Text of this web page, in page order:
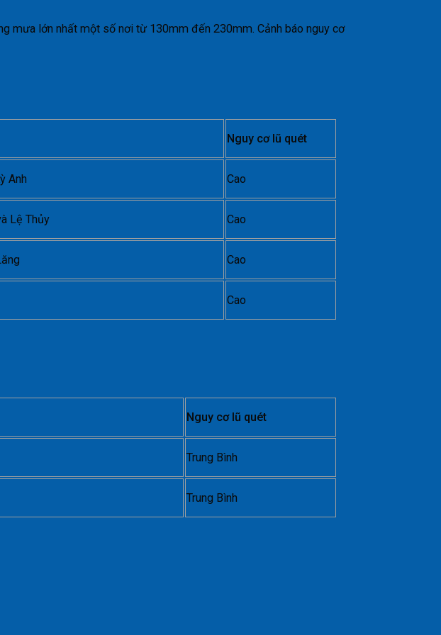
mưa lớn nhất một số nơi từ 130mm đến 230mm. Cảnh báo nguy cơ
Nguy cơ lũ quét
Anh Cao
Lệ Thủy Cao
Cao
Cao
Nguy cơ lũ quét
Trung Bình
Trung Bình